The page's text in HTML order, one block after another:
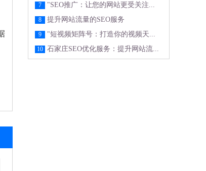
7 "SEO推广：让您的网站更受关注...
8 提升网站流量的SEO服务
9 "短视频矩阵号：打造你的视频天...
10 石家庄SEO优化服务：提升网站流...